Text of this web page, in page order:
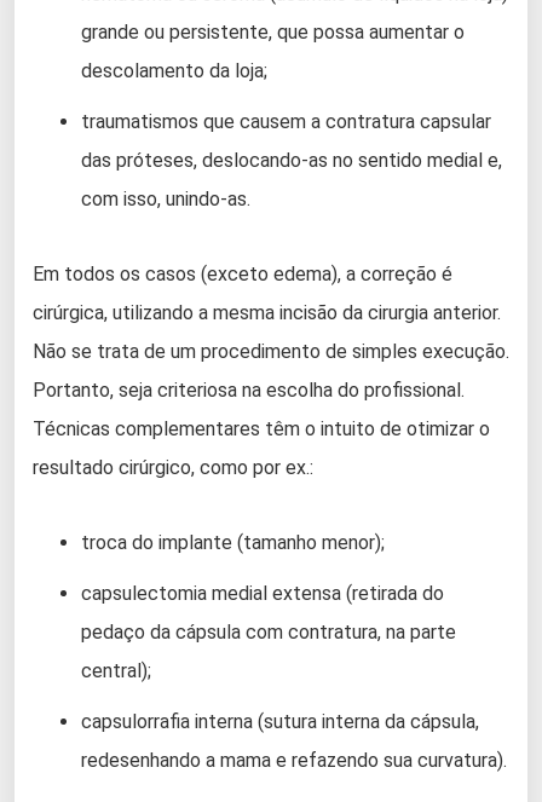
grande ou persistente, que possa aumentar o
descolamento da loja;
traumatismos que causem a contratura capsular
das próteses, deslocando-as no sentido medial e,
com isso, unindo-as.
Em todos os casos (exceto edema), a correção é
cirúrgica, utilizando a mesma incisão da cirurgia anterior.
Não se trata de um procedimento de simples execução.
Portanto, seja criteriosa na escolha do profissional.
Técnicas complementares têm o intuito de otimizar o
resultado cirúrgico, como por ex.:
troca do implante (tamanho menor);
capsulectomia medial extensa (retirada do
pedaço da cápsula com contratura, na parte
central);
capsulorrafia interna (sutura interna da cápsula,
redesenhando a mama e refazendo sua curvatura).